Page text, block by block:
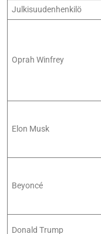
Julkisuudenhenkilö
Oprah Winfrey
Elon Musk
Beyoncé
Donald Trump